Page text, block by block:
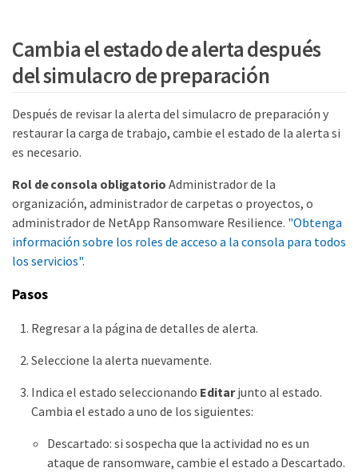
Cambia el estado de alerta después
del simulacro de preparación
Después de revisar la alerta del simulacro de preparación y
restaurar la carga de trabajo, cambie el estado de la alerta si
es necesario.
Rol de consola obligatorio Administrador de la
organización, administrador de carpetas o proyectos, o
administrador de NetApp Ransomware Resilience. "Obtenga
información sobre los roles de acceso a la consola para todos
los servicios".
Pasos
Regresar a la página de detalles de alerta.
Seleccione la alerta nuevamente.
Indica el estado seleccionando Editarjunto al estado.
Cambia el estado a uno de los siguientes:
Descartado: si sospecha que la actividad no es un
ataque de ransomware, cambie el estado a Descartado.